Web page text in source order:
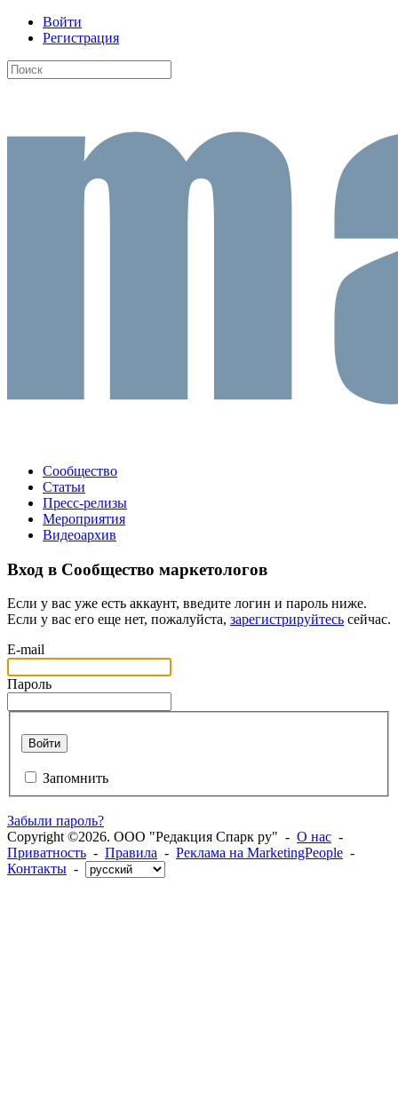
Войти
Регистрация
Сообщество
Статьи
Пресс-релизы
Мероприятия
Видеоархив
Вход в Сообщество маркетологов
Если у вас уже есть аккаунт, введите логин и пароль ниже.
Если у вас его еще нет, пожалуйста, зарегистрируйтесь сейчас.
E-mail
Пароль
Войти
Запомнить
Забыли пароль?
Copyright ©2026. ООО "Редакция Спарк ру" - О нас -
Приватность - Правила - Реклама на MarketingPeople -
Контакты -